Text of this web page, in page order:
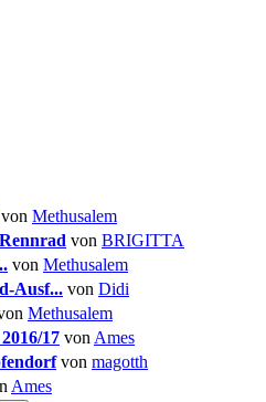
von Methusalem
von BRIGITTA
von Methusalem
Ausf... von Didi
Methusalem
17 von Ames
von magotth
Ames